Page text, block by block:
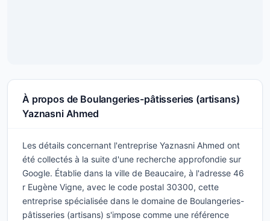
À propos de Boulangeries-pâtisseries (artisans)
Yaznasni Ahmed
Les détails concernant l'entreprise Yaznasni Ahmed ont
été collectés à la suite d'une recherche approfondie sur
Google. Établie dans la ville de Beaucaire, à l'adresse 46
r Eugène Vigne, avec le code postal 30300, cette
entreprise spécialisée dans le domaine de Boulangeries-
pâtisseries (artisans) s'impose comme une référence